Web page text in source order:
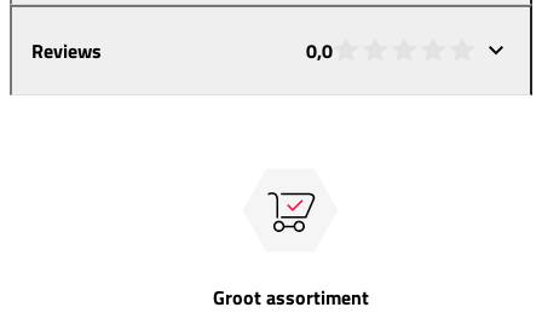
Reviews 0,0
Groot assortiment